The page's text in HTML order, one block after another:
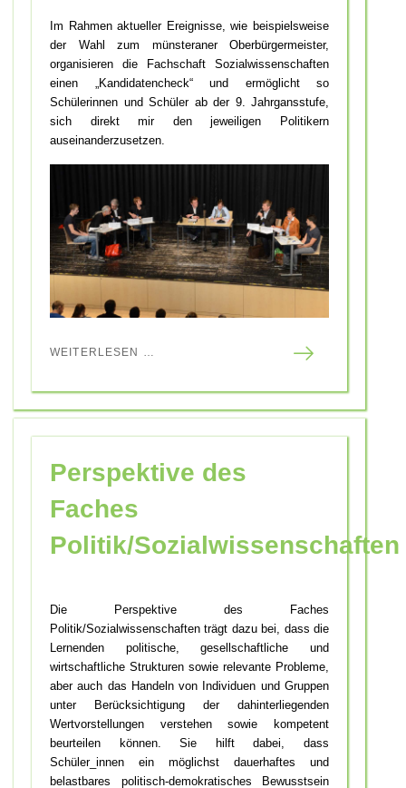
Im Rahmen aktueller Ereignisse, wie beispielsweise
der Wahl zum münsteraner Oberbürgermeister,
organisieren die Fachschaft Sozialwissenschaften
einen „Kandidatencheck“ und ermöglicht so
Schülerinnen und Schüler ab der 9. Jahrgansstufe,
sich direkt mir den jeweiligen Politikern
auseinanderzusetzen.
WEITERLESEN …
Perspektive des
Faches
Politik/Sozialwissenschaften
Die Perspektive des Faches
Politik/Sozialwissenschaften trägt dazu bei, dass die
Lernenden politische, gesellschaftliche und
wirtschaftliche Strukturen sowie relevante Probleme,
aber auch das Handeln von Individuen und Gruppen
unter Berücksichtigung der dahinterliegenden
Wertvorstellungen verstehen sowie kompetent
beurteilen können. Sie hilft dabei, dass
Schüler_innen ein möglichst dauerhaftes und
belastbares politisch-demokratisches Bewusstsein